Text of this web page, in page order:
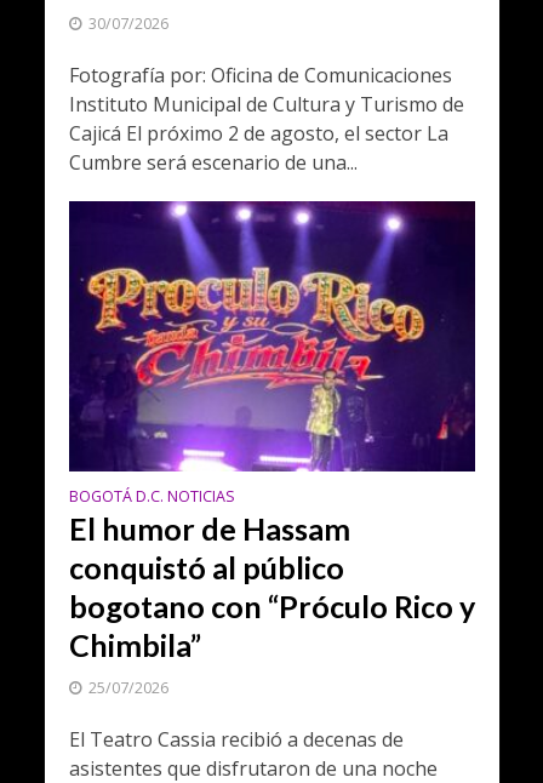
30/07/2026
Fotografía por: Oficina de Comunicaciones
Instituto Municipal de Cultura y Turismo de
Cajicá El próximo 2 de agosto, el sector La
Cumbre será escenario de una...
BOGOTÁ D.C. NOTICIAS
El humor de Hassam
conquistó al público
bogotano con “Próculo Rico y
Chimbila”
25/07/2026
El Teatro Cassia recibió a decenas de
asistentes que disfrutaron de una noche